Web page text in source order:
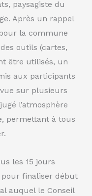
paysagiste du
Après un rappel
la commune
outils (cartes,
être utilisés, un
aux participants
sur plusieurs
l’atmosphère
permettant à tous
les 15 jours
finaliser début
auquel le Conseil